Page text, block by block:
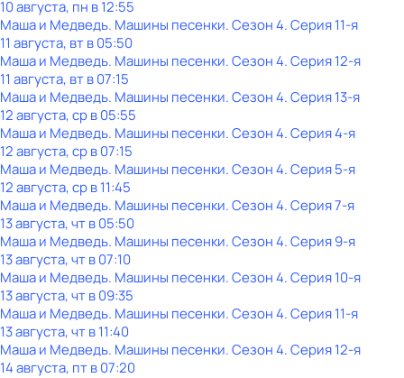
10 августа, пн в 12:55
Маша и Медведь. Машины песенки. Сезон 4. Серия 11-я
11 августа, вт в 05:50
Маша и Медведь. Машины песенки. Сезон 4. Серия 12-я
11 августа, вт в 07:15
Маша и Медведь. Машины песенки. Сезон 4. Серия 13-я
12 августа, ср в 05:55
Маша и Медведь. Машины песенки. Сезон 4. Серия 4-я
12 августа, ср в 07:15
Маша и Медведь. Машины песенки. Сезон 4. Серия 5-я
12 августа, ср в 11:45
Маша и Медведь. Машины песенки. Сезон 4. Серия 7-я
13 августа, чт в 05:50
Маша и Медведь. Машины песенки. Сезон 4. Серия 9-я
13 августа, чт в 07:10
Маша и Медведь. Машины песенки. Сезон 4. Серия 10-я
13 августа, чт в 09:35
Маша и Медведь. Машины песенки. Сезон 4. Серия 11-я
13 августа, чт в 11:40
Маша и Медведь. Машины песенки. Сезон 4. Серия 12-я
14 августа, пт в 07:20